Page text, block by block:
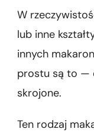
W
lub inne
innych
prostu są to —
skrojone.
Ten rodzaj